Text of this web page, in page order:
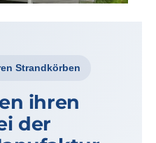
Strandkörben
ihren
der